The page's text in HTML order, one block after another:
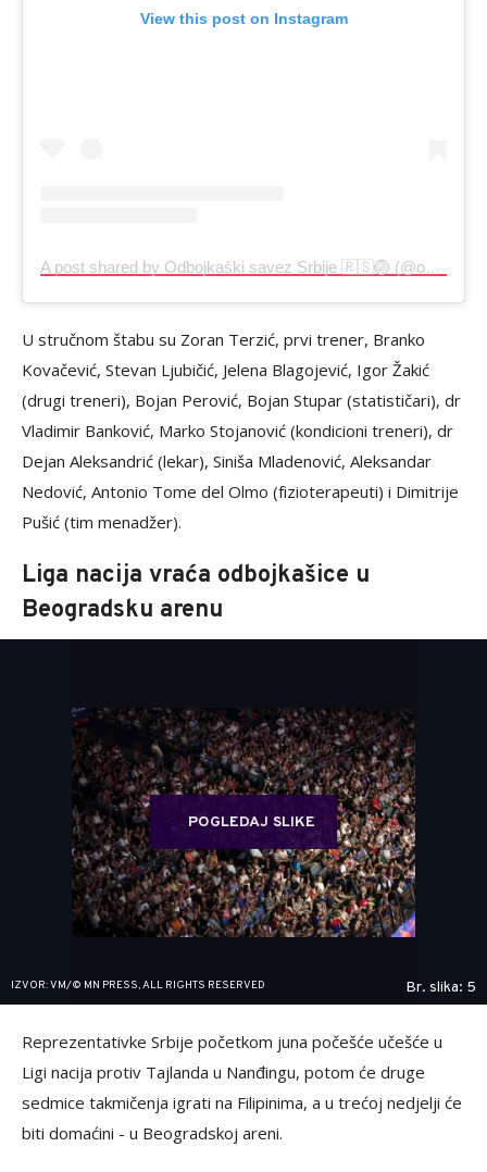
View this post on Instagram
A post shared by Odbojkaški savez Srbije 🇷🇸🏐 (@ossrb)
U stručnom štabu su Zoran Terzić, prvi trener, Branko
Kovačević, Stevan Ljubičić, Jelena Blagojević, Igor Žakić
(drugi treneri), Bojan Perović, Bojan Stupar (statističari), dr
Vladimir Banković, Marko Stojanović (kondicioni treneri), dr
Dejan Aleksandrić (lekar), Siniša Mladenović, Aleksandar
Nedović, Antonio Tome del Olmo (fizioterapeuti) i Dimitrije
Pušić (tim menadžer).
Liga nacija vraća odbojkašice u
Beogradsku arenu
POGLEDAJ SLIKE
IZVOR: VM/© MN PRESS, ALL RIGHTS RESERVED Br. slika: 5
Reprezentativke Srbije početkom juna počešće učešće u
Ligi nacija protiv Tajlanda u Nanđingu, potom će druge
sedmice takmičenja igrati na Filipinima, a u trećoj nedjelji će
biti domaćini - u Beogradskoj areni.